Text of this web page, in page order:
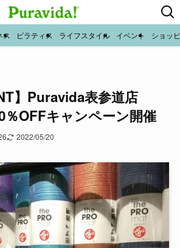
ス ピラティス ライフスタイル イベント ショッ
】Puravida表参道店
％OFFキャンペーン開催
2022/05/20